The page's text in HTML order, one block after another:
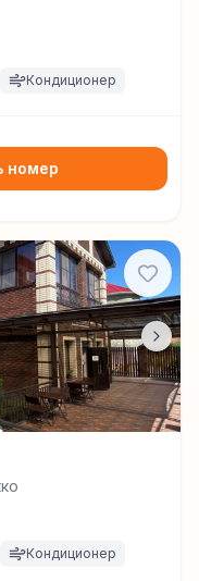
Кондиционер
номер
Кондиционер